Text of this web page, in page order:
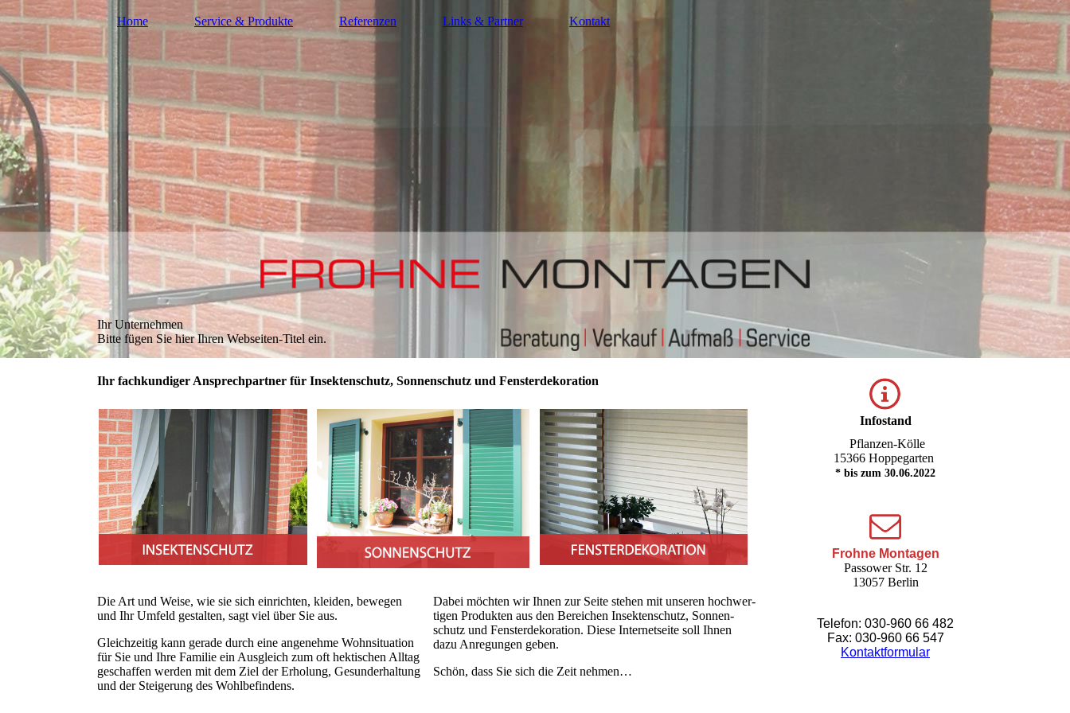
Home Service & Produkte Referenzen Links & Partner Kontakt
Ihr Unternehmen
Bitte fügen Sie hier Ihren Webseiten-Titel ein.
Ihr fachkundiger An­sprech­partner für Insek­ten­schutz, Sonnen­schutz und Fenster­­deko­­ration
Die Art und Weise, wie sie sich einrichten, kleiden, bewegen
und Ihr Umfeld ge­­stal­­ten, sagt viel über Sie aus.
Gleichzeitig kann gerade durch eine ange­nehme Wohn­situation
für Sie und Ihre Familie ein Ausgleich zum oft hek­tischen All­tag
ge­schaffen werden mit dem Ziel der Erho­lung, Gesund­erhaltung
und der Steige­rung des Wohl­befindens.
Dabei möch­ten wir Ihnen zur Seite ste­hen mit unseren hoch­wer­
tigen Produk­ten aus den Bereichen In­sek­ten­schutz, Sonnen­
schutz und Fens­ter­de­ko­ra­tion. Diese Inter­net­seite soll Ih­nen
dazu Anre­gun­gen geben.
Schön, dass Sie sich die Zeit neh­men…
Infostand
Pflanzen-Kölle
15366 Hoppegarten
* bis zum 30.06.2022
Frohne Montagen
Passower Str. 12
13057 Berlin
Telefon: 030-960 66 482
Fax: 030-960 66 547
Kontaktformular